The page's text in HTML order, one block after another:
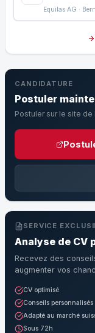
Equilas AG ·
CANDIDATURE
Postuler
Postuler sur le site
SERVICE
Analyse de CV
Recevez des
augmenter vos
CV optimisé
Conseils personnalisés
Adapté au marché
Sous 72h